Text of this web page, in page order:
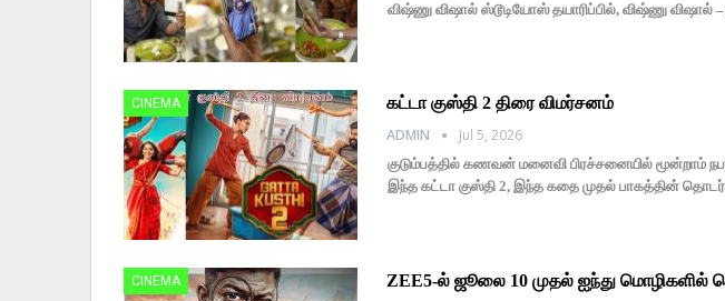
விஷ்ணு விஷால் ஸ்டூடியோஸ் தயாரிப்பில், விஷ்ணு விஷால்
CINEMA
கட்டா குஸ்தி 2 திரை விமர்சனம்
ADMIN
Jul 5, 2026
குடும்பத்தில் கணவன் மனைவி பிரச்சனையில் மூன்றாம்
இந்த கட்டா குஸ்தி 2, இந்த கதை முதல் பாகத்தின்
CINEMA
ZEE5-ல் ஜூலை 10 முதல் ஐந்து மொழிகளில்